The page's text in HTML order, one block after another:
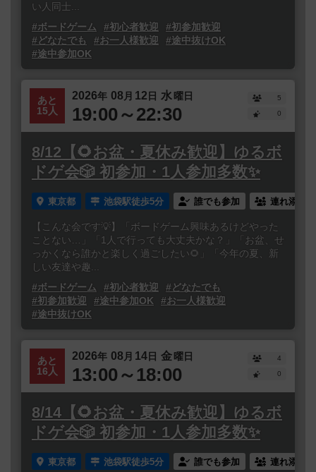
い人同士...
#ボードゲーム
#初心者歓迎
#初参加歓迎
#どなたでも
#お一人様歓迎
#途中抜けOK
#途中参加OK
あと
15人
2026年 08 月 12日 水曜日
19:00～22:30
5
0
8/12【🌻お盆・夏休み歓迎】ゆるボ
ドゲ会🎲 初参加・1人参加多数✨
東京都 池袋駅徒歩5分 誰でも参加 連れ添い
【こんな会です💡】「ボードゲーム興味あるけどやった
ことない…」「1人で行っても大丈夫かな？」「お盆、せ
っかくなら誰かと楽しく過ごしたい🌻」「今年の夏、新
しい友達や趣...
#ボードゲーム
#初心者歓迎
#どなたでも
#初参加歓迎
#途中参加OK
#お一人様歓迎
#途中抜けOK
あと
16人
2026年 08 月 14日 金曜日
13:00～18:00
4
0
8/14【🌻お盆・夏休み歓迎】ゆるボ
ドゲ会🎲 初参加・1人参加多数✨
東京都 池袋駅徒歩5分 誰でも参加 連れ添い